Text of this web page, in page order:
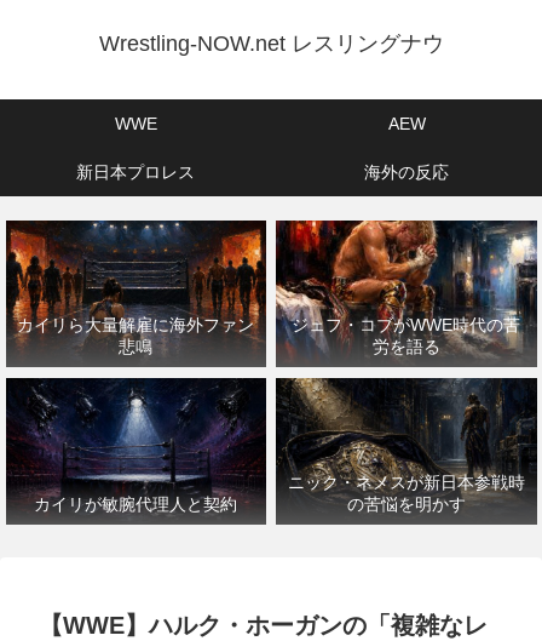
Wrestling-NOW.net レスリングナウ
WWE AEW
新日本プロレス 海外の反応
カイリら大量解雇に海外ファン
悲鳴
ジェフ・コブがWWE時代の苦
労を語る
カイリが敏腕代理人と契約
ニック・ネメスが新日本参戦時
の苦悩を明かす
【WWE】ハルク・ホーガンの「複雑なレ